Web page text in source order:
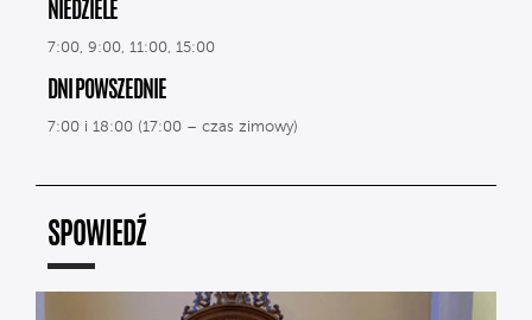
NIEDZIELE
7:00, 9:00, 11:00, 15:00
DNI POWSZEDNIE
7:00 i 18:00 (17:00 – czas zimowy)
SPOWIEDŹ